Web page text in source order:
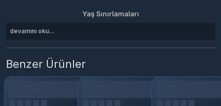
Yaş Sınırlamaları
devamını oku...
Benzer Ürünler